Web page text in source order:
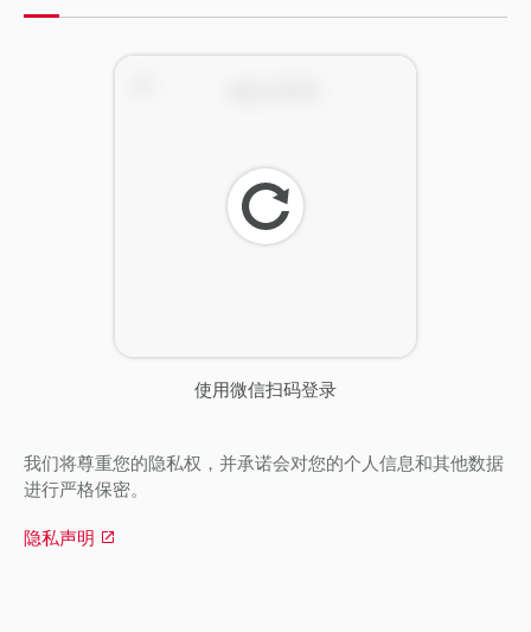
使用微信扫码登录
刷
新
我们将尊重您的隐私权，并承诺会对您的个人信息和其他数据
进行严格保密。
隐私声明